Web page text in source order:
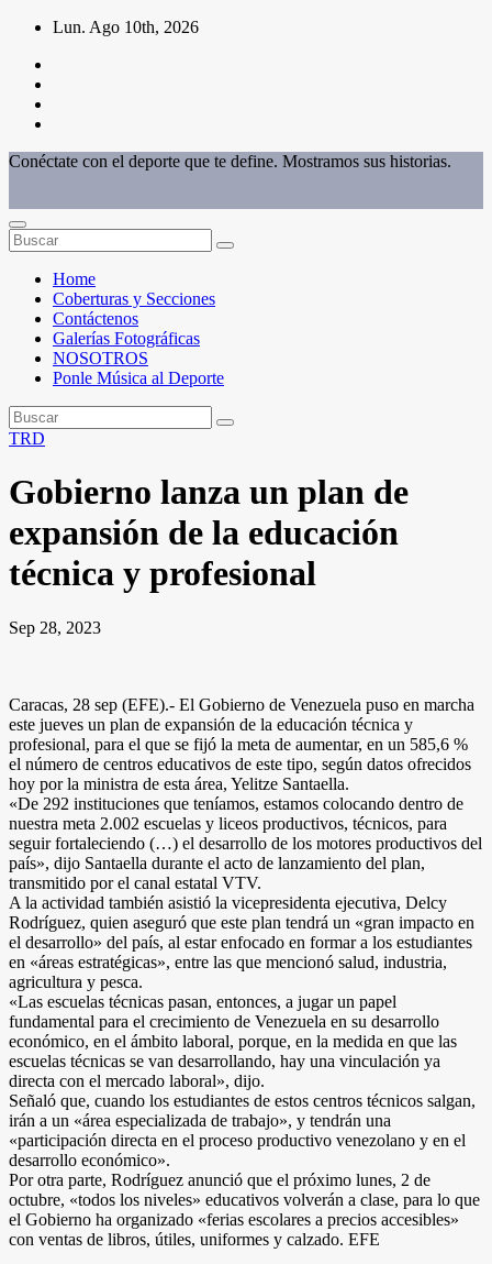
Saltar
contenido
Lun. Ago 10th, 2026
Conéctate con el deporte que te define. Mostramos sus historias.
Home
Coberturas y Secciones
Contáctenos
Galerías Fotográficas
NOSOTROS
Ponle Música al Deporte
TRD
Gobierno lanza un plan de
expansión de la educación
técnica y profesional
Sep 28, 2023
Caracas, 28 sep (EFE).- El Gobierno de Venezuela puso en marcha
este jueves un plan de expansión de la educación técnica y
profesional, para el que se fijó la meta de aumentar, en un 585,6 %
el número de centros educativos de este tipo, según datos ofrecidos
hoy por la ministra de esta área, Yelitze Santaella.
«De 292 instituciones que teníamos, estamos colocando dentro de
nuestra meta 2.002 escuelas y liceos productivos, técnicos, para
seguir fortaleciendo (…) el desarrollo de los motores productivos del
país», dijo Santaella durante el acto de lanzamiento del plan,
transmitido por el canal estatal VTV.
A la actividad también asistió la vicepresidenta ejecutiva, Delcy
Rodríguez, quien aseguró que este plan tendrá un «gran impacto en
el desarrollo» del país, al estar enfocado en formar a los estudiantes
en «áreas estratégicas», entre las que mencionó salud, industria,
agricultura y pesca.
«Las escuelas técnicas pasan, entonces, a jugar un papel
fundamental para el crecimiento de Venezuela en su desarrollo
económico, en el ámbito laboral, porque, en la medida en que las
escuelas técnicas se van desarrollando, hay una vinculación ya
directa con el mercado laboral», dijo.
Señaló que, cuando los estudiantes de estos centros técnicos salgan,
irán a un «área especializada de trabajo», y tendrán una
«participación directa en el proceso productivo venezolano y en el
desarrollo económico».
Por otra parte, Rodríguez anunció que el próximo lunes, 2 de
octubre, «todos los niveles» educativos volverán a clase, para lo que
el Gobierno ha organizado «ferias escolares a precios accesibles»
con ventas de libros, útiles, uniformes y calzado. EFE